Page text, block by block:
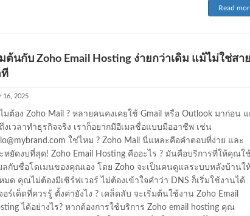
Read
มต้นกับ Zoho Email Hosting ง่ายกว่าเดิม แม้ไม่ใช่สาย
ที
16, 2025
มต้อง Zoho Mail ? หลายคนคงเคยใช้ Gmail หรือ Outlook มาก่อน แ
งเวลาทำธุรกิจจริง เราก็อยากมีอีเมลชื่อแบบมืออาชีพ เช่น
ใช่ไหม ? Zoho Mail นี่แหละคือคำตอบที่ง่าย และ
หยัดงบที่สุด! Zoho Email Hosting คืออะไร ? มันคือบริการที่ให้คุณใช้
ลกับชื่อโดเมนของคุณเอง โดย Zoho จะเป็นคนดูแลระบบหลังบ้านใ
มด คุณไม่ต้องมีเซิร์ฟเวอร์ ไม่ต้องเข้าใจคำว่า DNS ก็เริ่มใช้งานได้
อร์เด็ดที่ควรรู้ ตั้งค่ายังไง ? เคล็ดลับ จะเริ่มต้นใช้งาน Zoho Email
ได้อย่างไร? หากต้องการใช้บริการ Zoho email hosting คุณ